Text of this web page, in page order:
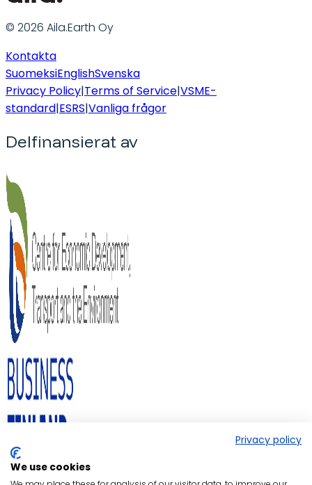
© 2026 Aila.Earth Oy
Kontakta
SuomeksiEnglishSvenska
Privacy Policy|Terms of Service|VSME-
standard|ESRS|Vanliga frågor
Delfinansierat av
Privacy policy
We use cookies